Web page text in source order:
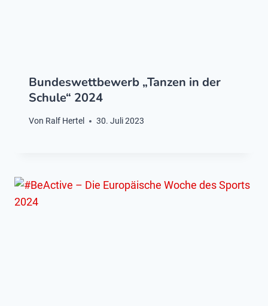
Bundeswettbewerb „Tanzen in der
Schule“ 2024
Von Ralf Hertel 30. Juli 2023